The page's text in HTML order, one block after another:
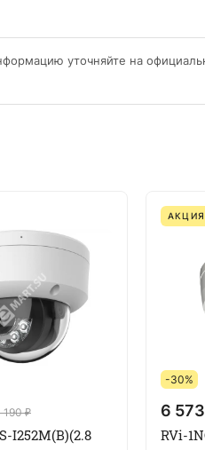
уточняйте на
190 ₽
I252M(B)(2.8
АКЦИЯ
-30%
6
RVi-